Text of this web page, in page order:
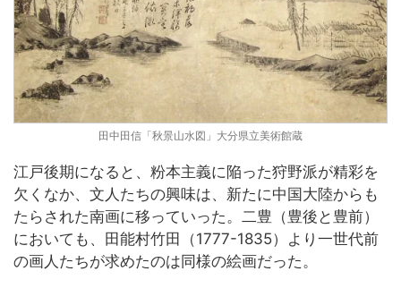
田中田信「秋景山水図」大分県立美術館蔵
江戸後期になると、粉本主義に陥った狩野派が精彩を
欠くなか、文人たちの興味は、新たに中国大陸からも
たらされた南画に移っていった。二豊（豊後と豊前）
においても、田能村竹田（1777-1835）より一世代前
の画人たちが求めたのは同様の絵画だった。